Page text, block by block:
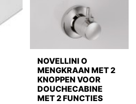
NOVELLINI O
MENGKRAAN MET 2
KNOPPEN VOOR
DOUCHECABINE
MET 2 FUNCTIES